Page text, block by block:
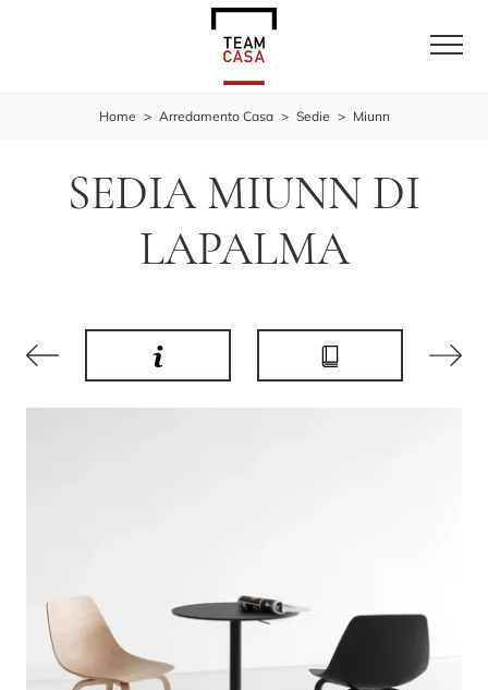
Home > Arredamento Casa > Sedie > Miunn
SEDIA MIUNN DI
LAPALMA